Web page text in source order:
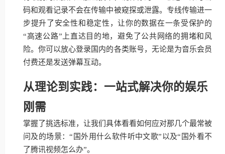
码和观看记录不会在传输中被窥探或泄露。专线传输进一
步提升了安全性和稳定性，让你的数据在一条受保护的
“高速公路”上直达目的地，避免了公共网络的拥堵和风
险。你可以放心登录国内的各类账号，无论是为音乐会员
付费还是发送弹幕互动。
从理论到实践：一站式解决你的娱乐
刚需
掌握了挑选标准，让我们具体看看如何应对那几个最常被
问及的场景：“国外用什么软件听中文歌”以及“国外看不
了腾讯视频怎么办”。